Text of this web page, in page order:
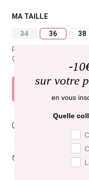
MA TAILLE
34
Variante épuisée
36
Variante
38
Poitrine: 84 cm à 88 cm.
92 cm à 96 cm.
Dispo en boutique
-
sur votre
en vous
Quelle